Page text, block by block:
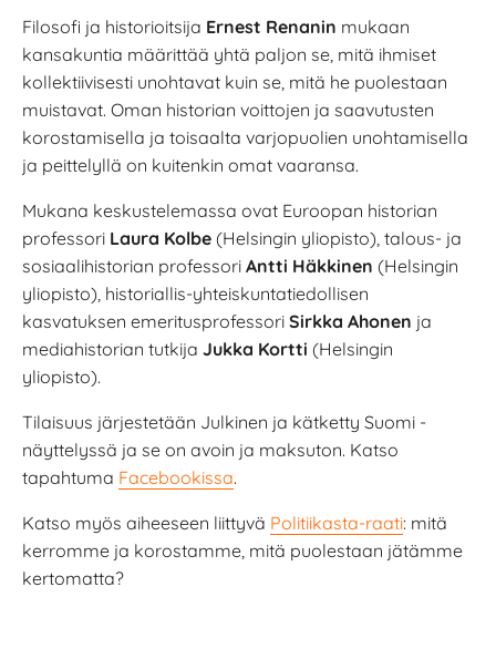
Filosofi ja historioitsija Ernest Renanin mukaan
kansakuntia määrittää yhtä paljon se, mitä ihmiset
kollektiivisesti unohtavat kuin se, mitä he puolestaan
muistavat. Oman historian voittojen ja saavutusten
korostamisella ja toisaalta varjopuolien unohtamisella
ja peittelyllä on kuitenkin omat vaaransa.
Mukana keskustelemassa ovat Euroopan historian
professori Laura Kolbe (Helsingin yliopisto), talous- ja
sosiaalihistorian professori Antti Häkkinen (Helsingin
yliopisto), historiallis-yhteiskuntatiedollisen
kasvatuksen emeritusprofessori Sirkka Ahonen ja
mediahistorian tutkija Jukka Kortti (Helsingin
yliopisto).
Tilaisuus järjestetään Julkinen ja kätketty Suomi -
näyttelyssä ja se on avoin ja maksuton. Katso
tapahtuma Facebookissa.
Katso myös aiheeseen liittyvä Politiikasta-raati: mitä
kerromme ja korostamme, mitä puolestaan jätämme
kertomatta?